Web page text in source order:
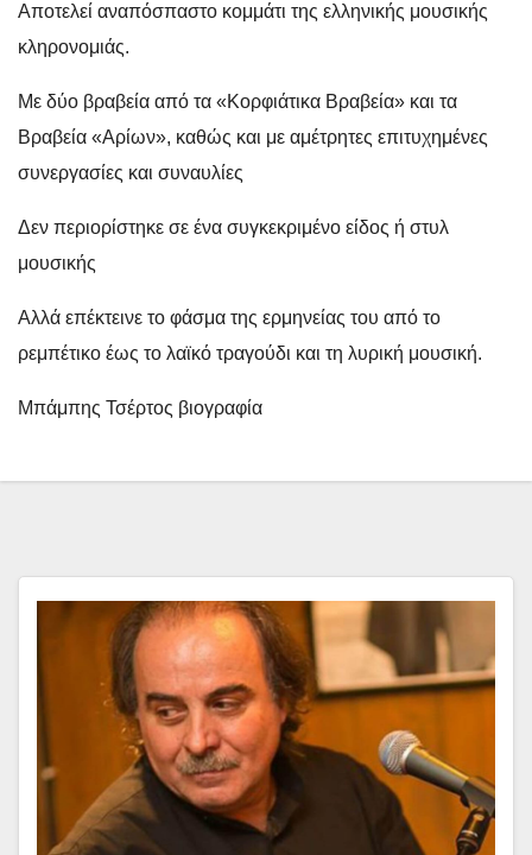
Αποτελεί αναπόσπαστο κομμάτι της ελληνικής μουσικής
κληρονομιάς.
Με δύο βραβεία από τα «Κορφιάτικα Βραβεία» και τα
Βραβεία «Αρίων», καθώς και με αμέτρητες επιτυχημένες
συνεργασίες και συναυλίες
Δεν περιορίστηκε σε ένα συγκεκριμένο είδος ή στυλ
μουσικής
Αλλά επέκτεινε το φάσμα της ερμηνείας του από το
ρεμπέτικο έως το λαϊκό τραγούδι και τη λυρική μουσική.
Μπάμπης Τσέρτος βιογραφία